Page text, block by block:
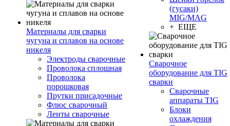
Материалы для сварки
чугуна и сплавов на основе
никеля
Электроды сварочные
Проволока сплошная
Проволока
порошковая
Прутки присадочные
Флюс сварочный
Ленты сварочные
(гусаки)
MIG/MAG
+ ЕЩЕ
Сварочное
оборудование для TIG
сварки
Сварочные
аппараты TIG
Блоки
охлаждения